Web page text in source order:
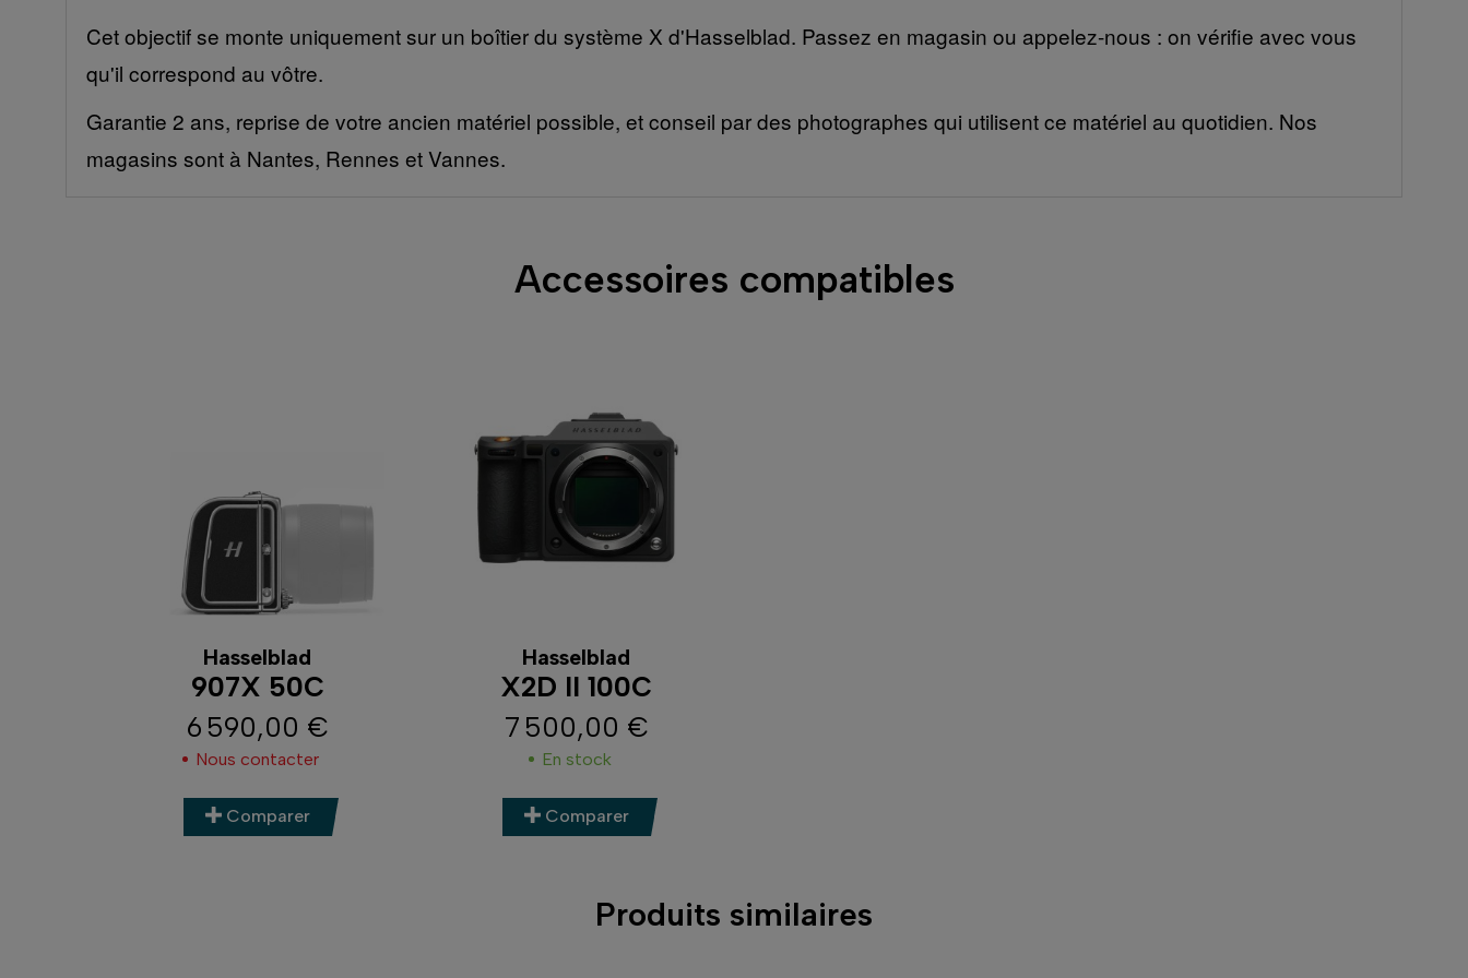
Cet objectif se monte uniquement sur un boîtier du système X d'Hasselblad. Passez en magasin ou appelez-nous : on vérifie avec vous
qu'il correspond au vôtre.
Garantie 2 ans, reprise de votre ancien matériel possible, et conseil par des photographes qui utilisent ce matériel au quotidien. Nos
magasins sont à Nantes, Rennes et Vannes.
Accessoires compatibles
Hasselblad
907X 50C
Prix
6 590,00 €
Nous contacter
Comparer
Hasselblad
X2D II 100C
Prix
7 500,00 €
En stock
Comparer
Produits similaires